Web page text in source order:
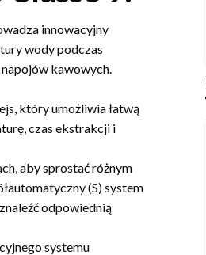
innowacyjny
wody podczas
kawowych.
który umożliwia łatwą
czas ekstrakcji i
aby sprostać różnym
(S) system
odpowiednią
systemu